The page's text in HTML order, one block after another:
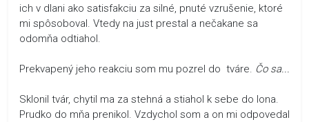
ich v dlani ako satisfakciu za silné, pnuté vzrušenie, ktoré
mi spôsoboval. Vtedy na just prestal a nečakane sa
odomňa odtiahol.
Prekvapený jeho reakciu som mu pozrel do tváre. Čo sa...
Sklonil tvár, chytil ma za stehná a stiahol k sebe do lona.
Prudko do mňa prenikol. Vzdychol som a on mi odpovedal